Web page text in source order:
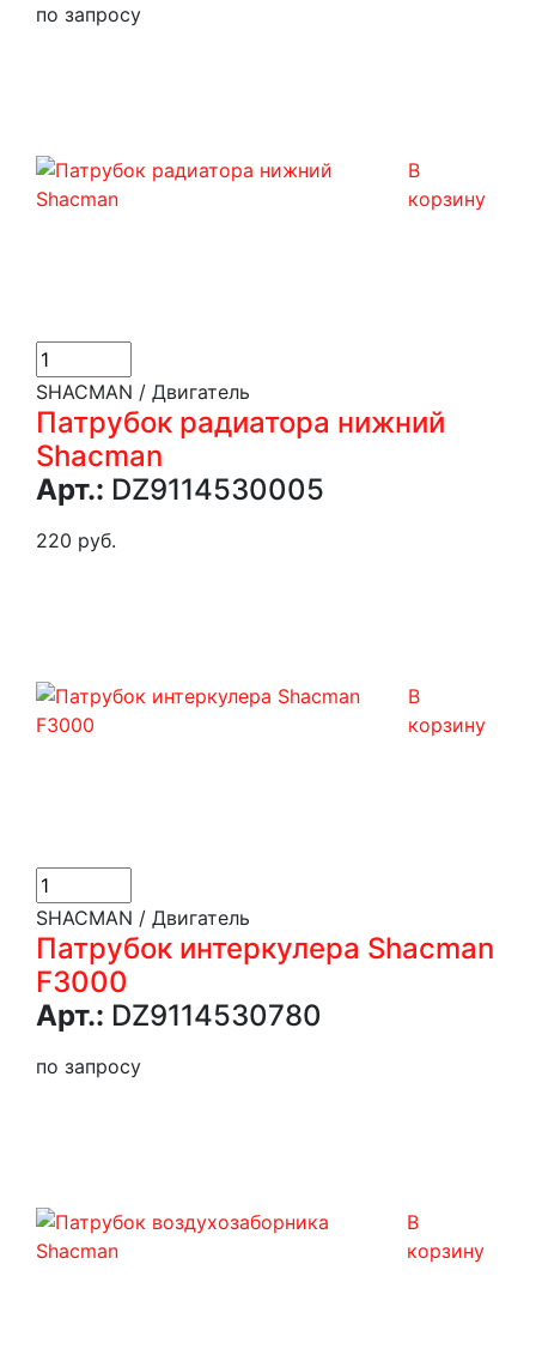
по запросу
В
корзину
SHACMAN / Двигатель
Патрубок радиатора нижний
Shacman
Арт.: DZ9114530005
220 руб.
В
корзину
SHACMAN / Двигатель
Патрубок интеркулера Shacman
F3000
Арт.: DZ9114530780
по запросу
В
корзину